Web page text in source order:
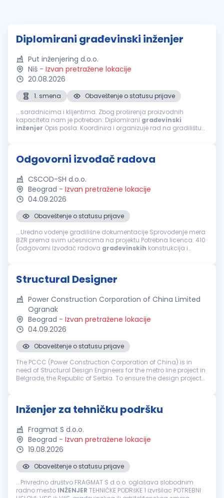
Diplomirani građevinski inženjer
Put inženjering d.o.o.
Niš - Izvan pretražene lokacije
20.08.2026
1. smena
Obaveštenje o statusu prijave
...saradnicima i klijentima. Zbog proširenja proizvodnih
kapaciteta nam je potreban: Diplomirani građevinski
inženjer Opis posla: Koordinira i organizuje rad na gradilištu
Odgovorni izvođač radova
CSCOD-SH d.o.o.
Beograd - Izvan pretražene lokacije
04.09.2026
Obaveštenje o statusu prijave
...Uredno vođenje gradilišne dokumentacije Sprovođenje mera
BZR prema svim učesnicima na projektu Potrebna licenca: 410
(odgovorni izvođač radova građevinskih konstrukcija i
Structural Designer
Power Construction Corporation of China Limited
Ogranak
Beograd - Izvan pretražene lokacije
04.09.2026
Obaveštenje o statusu prijave
The PCCC (Power Construction Corporation of China) is in
need of Structural Design Engineers for the metro line project in
Belgrade, the Republic of Serbia. To ensure the design project
Inženjer za tehničku podršku
Fragmat S d.o.o.
Beograd - Izvan pretražene lokacije
19.08.2026
Obaveštenje o statusu prijave
...Privredno društvo FRAGMAT S d.o.o. oglašava slobodnim
radno mesto INŽENJER TEHNIČKE PODRšKE 1 izvršilac POTREBNI